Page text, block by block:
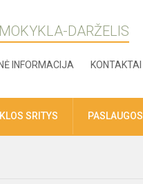
DARŽELIS
INFORMACIJA KONTAKTAI
SRITYS PASLAUGOS